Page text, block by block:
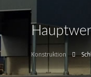
Konstruktion